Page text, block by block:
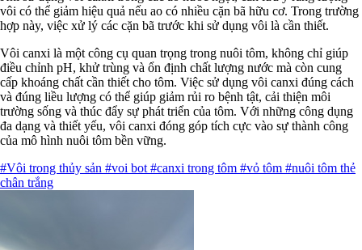
vôi có thể giảm hiệu quả nếu ao có nhiều cặn bã hữu cơ. Trong trường
hợp này, việc xử lý các cặn bã trước khi sử dụng vôi là cần thiết.
Vôi canxi là một công cụ quan trọng trong nuôi tôm, không chỉ giúp
điều chỉnh pH, khử trùng và ổn định chất lượng nước mà còn cung
cấp khoáng chất cần thiết cho tôm. Việc sử dụng vôi canxi đúng cách
và đúng liều lượng có thể giúp giảm rủi ro bệnh tật, cải thiện môi
trường sống và thúc đẩy sự phát triển của tôm. Với những công dụng
đa dạng và thiết yếu, vôi canxi đóng góp tích cực vào sự thành công
của mô hình nuôi tôm bền vững.
#Vôi trong thủy sản #voi bot #canxi trong tôm #vỏ tôm #nuôi tôm thẻ
chân trắng